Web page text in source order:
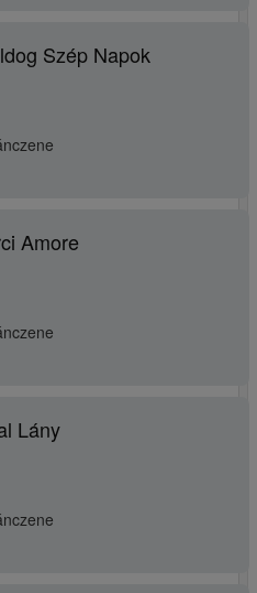
Szép Napok
Amore
Lány